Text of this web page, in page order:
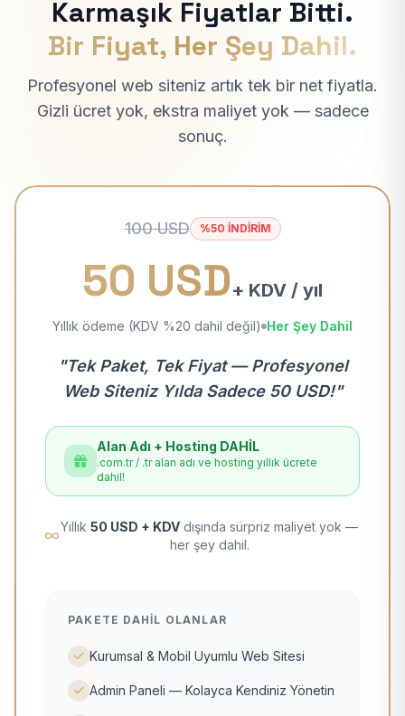
Karmaşık Fiyatlar Bitti.
Bir Fiyat, Her Şey Dahil.
Profesyonel web siteniz artık tek bir net fiyatla.
Gizli ücret yok, ekstra maliyet yok — sadece
sonuç.
100 USD %50 İNDİRİM
50 USD+ KDV / yıl
Yıllık ödeme (KDV %20 dahil değil) Her Şey Dahil
"Tek Paket, Tek Fiyat — Profesyonel
Web Siteniz Yılda Sadece 50 USD!"
Alan Adı + Hosting DAHİL
.com.tr / .tr alan adı ve hosting yıllık ücrete
dahil!
Yıllık 50 USD + KDV dışında sürpriz maliyet yok —
her şey dahil.
PAKETE DAHIL OLANLAR
Kurumsal & Mobil Uyumlu Web Sitesi
Admin Paneli — Kolayca Kendiniz Yönetin